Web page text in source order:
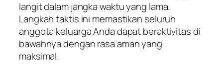
langit dalam jangka waktu yang lama.
Langkah taktis ini memastikan seluruh
anggota keluarga Anda dapat beraktivitas di
bawahnya dengan rasa aman yang
maksimal.